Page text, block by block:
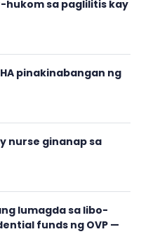
hukom sa paglilitis kay
pinakinabangan ng
nurse ginanap sa
lumagda sa libo-
funds ng OVP —